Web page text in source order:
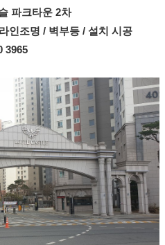
파크타운 2차
인조명 / 벽부등 / 설치 시공
3965